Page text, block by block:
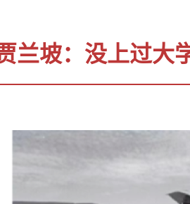
兰坡：没上过大